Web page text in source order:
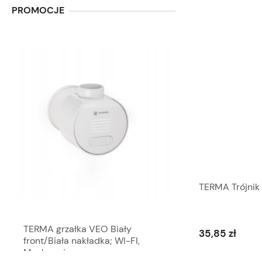
PROMOCJE
TERMA grzałka VEO Biały
front/Biała nakładka; WI-FI,
Maskownica
TERMA grzałka
front/Biała
TERMA Trójnik
35,85 zł